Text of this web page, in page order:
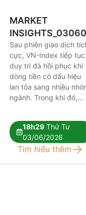
MARKET
Sau phiên giao dịch
cực, VN-Index tiếp tục
duy trì đà hồi phục khi
dòng tiền có dấu hiệu
lan tỏa sang nhiều
ngành. Trong khi đó,
HOSE nhưng áp lực đã
phần nào được hấp thụ
bởi dòng tiền trong
18h29Thứ Tư
03/06/2026
Tìm hiểu thêm